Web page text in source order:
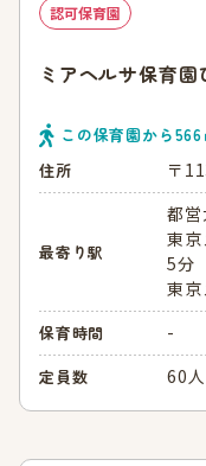
認可保育園
ミアヘルサ保育園
この保育園から566
住所
〒
最寄り駅
都
東
5分
東
保育時間 -
定員数 60人